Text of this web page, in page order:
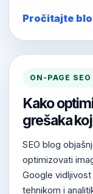
Pročitajte
ON-PAGE SEO
Kako
grešaka
SEO blog
optimizovati
Google
tehnikom i